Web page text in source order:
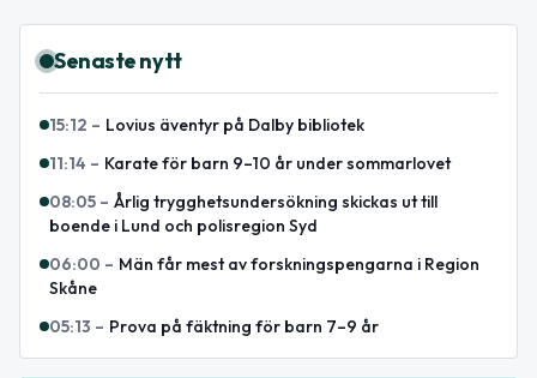
Senaste nytt
15:12 – Lovius äventyr på Dalby bibliotek
11:14 – Karate för barn 9–10 år under sommarlovet
08:05 – Årlig trygghetsundersökning skickas ut till
boende i Lund och polisregion Syd
06:00 – Män får mest av forskningspengarna i Region
Skåne
05:13 – Prova på fäktning för barn 7–9 år